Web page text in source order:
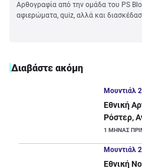
Αρθογραφία από την ομάδα του PS
αφιερώματα, quiz, αλλά και
Διαβάστε ακόμη
Μουντιάλ
Εθνική
Ρόστερ,
1 ΜΗΝΑΣ
Μουντιάλ
Εθνική Νορβηγίας -